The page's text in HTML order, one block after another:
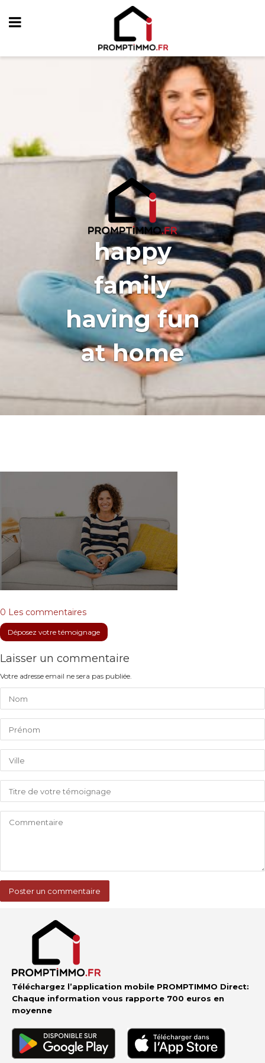
happy
family
having fun
at home
0 Les commentaires
Déposez votre témoignage
Laisser un commentaire
Votre adresse email ne sera pas publiée.
Téléchargez l’application mobile PROMPTIMMO Direct:
Chaque information vous rapporte 700 euros en
moyenne